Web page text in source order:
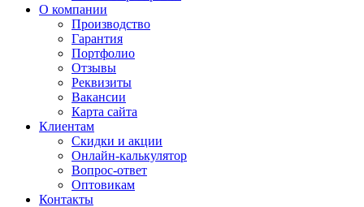
О компании
Производство
Гарантия
Портфолио
Отзывы
Реквизиты
Вакансии
Карта сайта
Клиентам
Скидки и акции
Онлайн-калькулятор
Вопрос-ответ
Оптовикам
Контакты